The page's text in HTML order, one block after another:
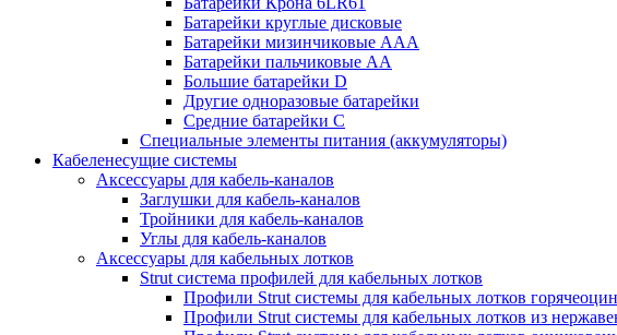
Батарейки круглые дисковые
Батарейки мизинчиковые ААА
Батарейки пальчиковые АА
Большие батарейки D
Другие одноразовые батарейки
Средние батарейки C
Специальные элементы питания (аккумуляторы)
Кабеленесущие системы
Аксессуары для кабель-каналов
Заглушки для кабель-каналов
Тройники для кабель-каналов
Углы для кабель-каналов
Аксессуары для кабельных лотков
Strut система профилей для кабельных лотков
Профили Strut системы для кабельных лотков
Профили Strut системы для кабельных лотков из